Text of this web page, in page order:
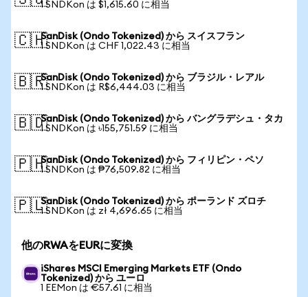
1 SNDKon は $1,615.60 に相当
🇨🇭SanDisk (Ondo Tokenized) から スイスフラン
1 SNDKon は CHF 1,022.43 に相当
🇧🇷SanDisk (Ondo Tokenized) から ブラジル・レアル
1 SNDKon は R$6,444.03 に相当
🇧🇩SanDisk (Ondo Tokenized) から バングラデシュ・タカ
1 SNDKon は ৳155,751.59 に相当
🇵🇭SanDisk (Ondo Tokenized) から フィリピン・ペソ
1 SNDKon は ₱76,509.82 に相当
🇵🇱SanDisk (Ondo Tokenized) から ポーランド ズロチ
1 SNDKon は zł 4,696.65 に相当
他のRWAをEURに変換
iShares MSCI Emerging Markets ETF (Ondo
Tokenized) から ユーロ
1 EEMon は €57.61 に相当